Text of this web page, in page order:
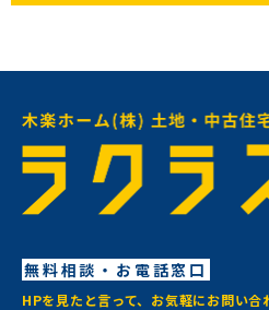
無料相談・お電話窓口
HPを見たと言って、お気軽にお問い合